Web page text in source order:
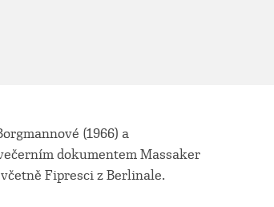
(1966) a
dokumentem Massaker
Fipresci z Berlinale.